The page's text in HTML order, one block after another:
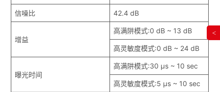
信噪比 42.4 dB
增益
高满阱模式:0 dB ~ 13 dB
高灵敏度模式:0 dB ~ 24 dB
曝光时间
高满阱模式:30 μs ~ 10 sec
高灵敏度模式:5 μs ~ 10 sec
<